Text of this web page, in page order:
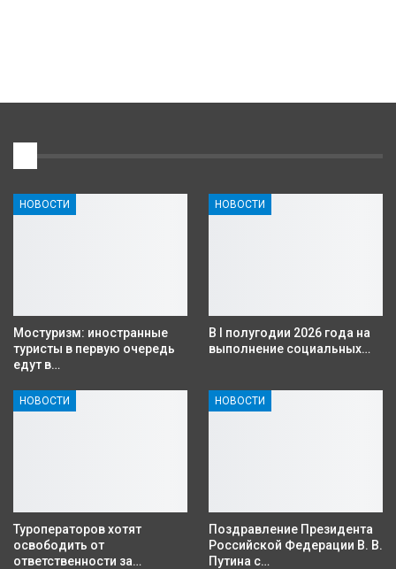
НОВОСТИ
Мостуризм: иностранные
туристы в первую очередь
едут в…
НОВОСТИ
В I полугодии 2026 года на
выполнение социальных…
НОВОСТИ
Туроператоров хотят
освободить от
ответственности за…
НОВОСТИ
Поздравление Президента
Российской Федерации В. В.
Путина с…